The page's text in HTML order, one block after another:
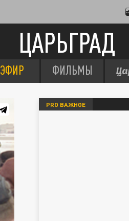
ЦАРЬГРАД
ЭФИР ФИЛЬМЫ
PRO ВАЖНОЕ